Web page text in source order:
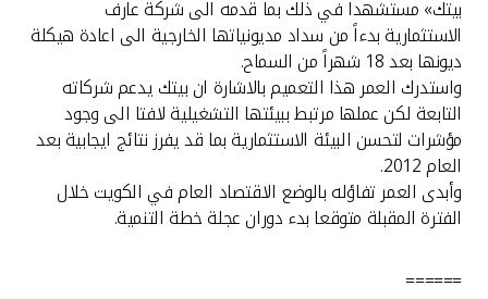
بيتك» مستشهدا في ذلك بما قدمه الى شركة عارف
الاستثمارية بدءاً من سداد مديونياتها الخارجية الى اعادة هيكلة
ديونها بعد 18 شهراً من السماح.
واستدرك العمر هذا التعميم بالاشارة ان بيتك يدعم شركاته
التابعة لكن عملها مرتبط ببيئتها التشغيلية لافتا الى وجود
مؤشرات لتحسن البيئة الاستثمارية بما قد يفرز نتائج ايجابية بعد
العام 2012.
وأبدى العمر تفاؤله بالوضع الاقتصاد العام في الكويت خلال
الفترة المقبلة متوقعا بدء دوران عجلة خطة التنمية.
======